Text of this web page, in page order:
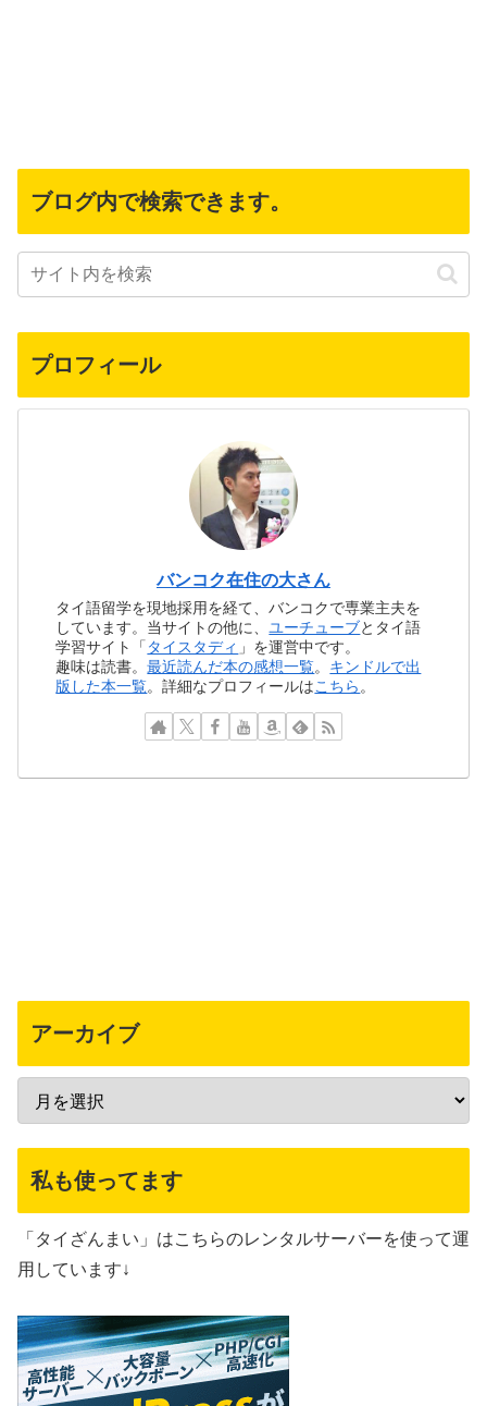
ブログ内で検索できます。
プロフィール
バンコク在住の大さん
タイ語留学を現地採用を経て、バンコクで専業主夫を
しています。当サイトの他に、ユーチューブとタイ語
学習サイト「 タイスタディ 」を運営中です。
趣味は読書。最近読んだ本の感想一覧。 キンドルで出
版した本一覧。詳細なプロフィールはこちら。
アーカイブ
私も使ってます
「タイざんまい」はこちらのレンタルサーバーを使って運
用しています↓